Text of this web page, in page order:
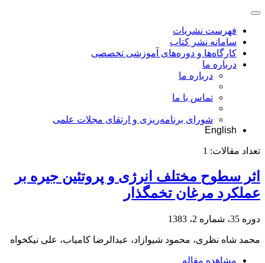
فهرست نشریات
سامانه نشر کتاب
کارگاه‌ها و دوره‌های آموزشی تخصصی
درباره ما
درباره ما
تماس با ما
شورای برنامه‌ریزی و ارتقای مجلات علمی
English
تعداد مقالات: 1
اثر سطوح مختلف انرژی و پروتئین جیره بر
عملکرد مرغان تخمگذار
دوره 35، شماره 2، 1383
محمد شاه نظری، محمود شیوازاد، عبدالرضا کامیاب، علی نیکخواه
مشاهده مقاله